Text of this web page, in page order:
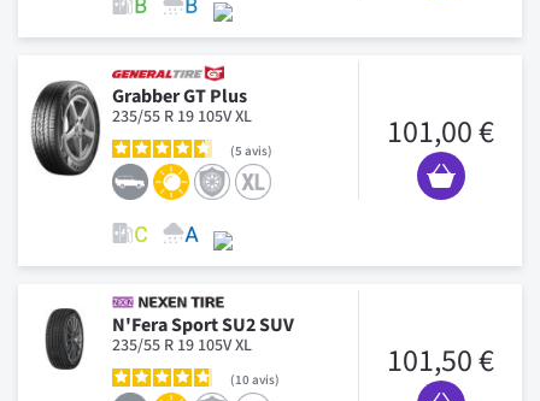
Grabber GT Plus
235/55 R 19 105V XL
5 avis 101,00 €
N'Fera Sport SU2 SUV
235/55 R 19 105V XL
10avis 101,50 €